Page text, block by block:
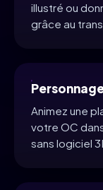
illustré ou
grâce au
Animez une
votre OC
sans logiciel